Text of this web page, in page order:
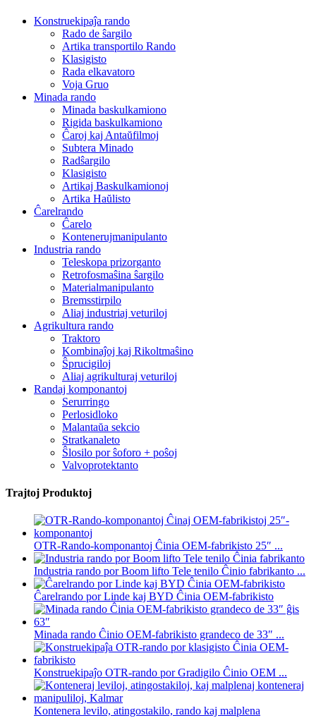
Konstruekipaĵa rando
Rado de ŝargilo
Artika transportilo Rando
Klasigisto
Rada elkavatoro
Voja Gruo
Minada rando
Minada baskulkamiono
Rigida baskulkamiono
Ĉaroj kaj Antaŭfilmoj
Subtera Minado
Radŝargilo
Klasigisto
Artikaj Baskulkamionoj
Artika Haŭlisto
Ĉarelrando
Ĉarelo
Kontenerujmanipulanto
Industria rando
Teleskopa prizorganto
Retrofosmaŝina ŝargilo
Materialmanipulanto
Bremsstirpilo
Aliaj industriaj veturiloj
Agrikultura rando
Traktoro
Kombinaĵoj kaj Rikoltmaŝino
Ŝprucigiloj
Aliaj agrikulturaj veturiloj
Randaj komponantoj
Serurringo
Perlosidloko
Malantaŭa sekcio
Stratkanaleto
Ŝlosilo por ŝoforo + poŝoj
Valvoprotektanto
Trajtoj Produktoj
OTR-Rando-komponantoj Ĉinia OEM-fabrikisto 25″ ...
Industria rando por Boom lifto Tele tenilo Ĉinio fabrikanto ...
Ĉarelrando por Linde kaj BYD Ĉinia OEM-fabrikisto
Minada rando Ĉinio OEM-fabrikisto grandeco de 33″ ...
Konstruekipaĵo OTR-rando por Gradigilo Ĉinio OEM ...
Kontenera levilo, atingostakilo, rando kaj malplena